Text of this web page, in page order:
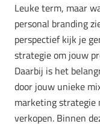
Leuke term, maar
personal branding
perspectief kijk je
strategie om jouw
Daarbij is het
door jouw unieke
marketing strategie
verkopen. Binnen